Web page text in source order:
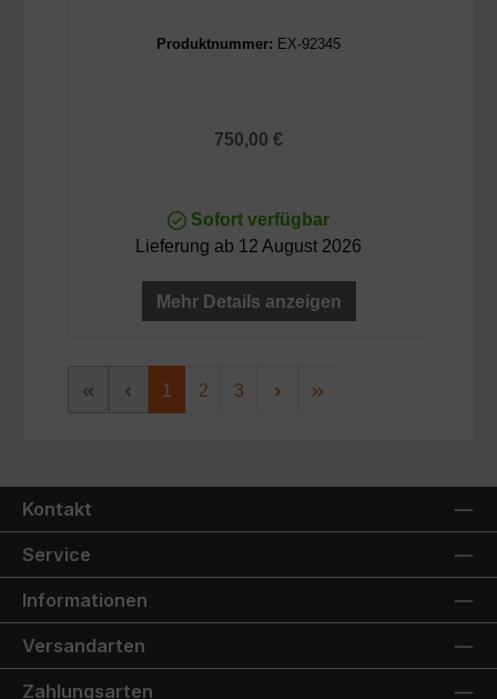
Produktnummer: EX-92345
Regulärer Preis:
750,00 €
Sofort verfügbar
Lieferung ab 12 August 2026
Mehr Details anzeigen
Seite
1 Seite
2 Seite
3
Kontakt
Service
Informationen
Versandarten
Zahlungsarten